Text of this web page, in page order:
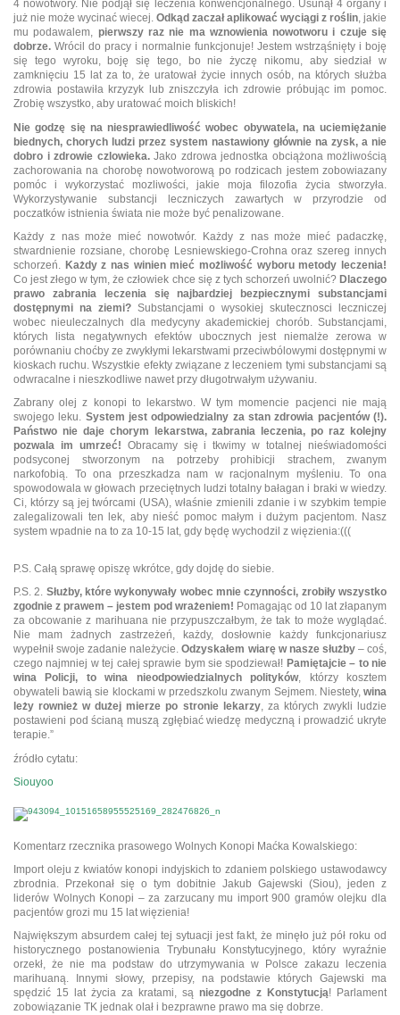
4 nowotwory. Nie podjął się leczenia konwencjonalnego. Usunął 4 organy i
już nie może wycinać wiecej. Odkąd zaczał aplikować wyciągi z roślin, jakie
mu podawalem, pierwszy raz nie ma wznowienia nowotworu i czuje się
dobrze. Wrócil do pracy i normalnie funkcjonuje! Jestem wstrząśnięty i boję
się tego wyroku, boję się tego, bo nie życzę nikomu, aby siedział w
zamknięciu 15 lat za to, że uratował życie innych osób, na których służba
zdrowia postawiła krzyzyk lub zniszczyła ich zdrowie próbując im pomoc.
Zrobię wszystko, aby uratować moich bliskich!
Nie godzę się na niesprawiedliwość wobec obywatela, na uciemiężanie
biednych, chorych ludzi przez system nastawiony głównie na zysk, a nie
dobro i zdrowie czlowieka.Jako zdrowa jednostka obciążona możliwością
zachorowania na chorobę nowotworową po rodzicach jestem zobowiazany
pomóc i wykorzystać mozliwości, jakie moja filozofia życia stworzyła.
Wykorzystywanie substancji leczniczych zawartych w przyrodzie od
poczatków istnienia świata nie może być penalizowane.
Każdy z nas może mieć nowotwór. Każdy z nas może mieć padaczkę,
stwardnienie rozsiane, chorobę Lesniewskiego-Crohna oraz szereg innych
schorzeń. Każdy z nas winien mieć możliwość wyboru metody leczenia!
Co jest złego w tym, że człowiek chce się z tych schorzeń uwolnić? Dlaczego
prawo zabrania leczenia się najbardziej bezpiecznymi substancjami
dostępnymi na ziemi?Substancjami o wysokiej skutecznosci leczniczej
wobec nieuleczalnych dla medycyny akademickiej chorób. Substancjami,
których lista negatywnych efektów ubocznych jest niemalże zerowa w
porównaniu choćby ze zwykłymi lekarstwami przeciwbólowymi dostępnymi w
kioskach ruchu. Wszystkie efekty związane z leczeniem tymi substancjami są
odwracalne i nieszkodliwe nawet przy długotrwałym używaniu.
Zabrany olej z konopi to lekarstwo. W tym momencie pacjenci nie mają
swojego leku. System jest odpowiedzialny za stan zdrowia pacjentów (!).
Państwo nie daje chorym lekarstwa, zabrania leczenia, po raz kolejny
pozwala im umrzeć! Obracamy się i tkwimy w totalnej nieświadomości
podsyconej stworzonym na potrzeby prohibicji strachem, zwanym
narkofobią. To ona przeszkadza nam w racjonalnym myśleniu. To ona
spowodowala w głowach przeciętnych ludzi totalny bałagan i braki w wiedzy.
Ci, którzy są jej twórcami (USA), właśnie zmienili zdanie i w szybkim tempie
zalegalizowali ten lek, aby nieść pomoc małym i dużym pacjentom. Nasz
system wpadnie na to za 10-15 lat, gdy będę wychodzil z więzienia:(((
P.S. Całą sprawę opiszę wkrótce, gdy dojdę do siebie.
P.S. 2. Służby, które wykonywały wobec mnie czynności, zrobiły wszystko
zgodnie z prawem – jestem pod wrażeniem! Pomagając od 10 lat złapanym
za obcowanie z marihuana nie przypuszczałbym, że tak to może wyglądać.
Nie mam żadnych zastrzeżeń, każdy, dosłownie każdy funkcjonariusz
wypełnił swoje zadanie należycie.Odzyskałem wiarę w nasze służby– coś,
czego najmniej w tej całej sprawie bym sie spodziewał! Pamiętajcie – to nie
wina Policji, to wina nieodpowiedzialnych polityków, którzy kosztem
obywateli bawią sie klockami w przedszkolu zwanym Sejmem. Niestety, wina
leży rownież w dużej mierze po stronie lekarzy, za których zwykli ludzie
postawieni pod ścianą muszą zgłębiać wiedzę medyczną i prowadzić ukryte
terapie.”
źródło cytatu:
Siouyoo
Komentarz rzecznika prasowego Wolnych Konopi Maćka Kowalskiego:
Import oleju z kwiatów konopi indyjskich to zdaniem polskiego ustawodawcy
zbrodnia. Przekonał się o tym dobitnie Jakub Gajewski (Siou), jeden z
liderów Wolnych Konopi – za zarzucany mu import 900 gramów olejku dla
pacjentów grozi mu 15 lat więzienia!
Największym absurdem całej tej sytuacji jest fakt, że minęło już pół roku od
historycznego postanowienia Trybunału Konstytucyjnego, który wyraźnie
orzekł, że nie ma podstaw do utrzymywania w Polsce zakazu leczenia
marihuaną. Innymi słowy, przepisy, na podstawie których Gajewski ma
spędzić 15 lat życia za kratami, są niezgodne z Konstytucją! Parlament
zobowiązanie TK jednak olał i bezprawne prawo ma się dobrze.